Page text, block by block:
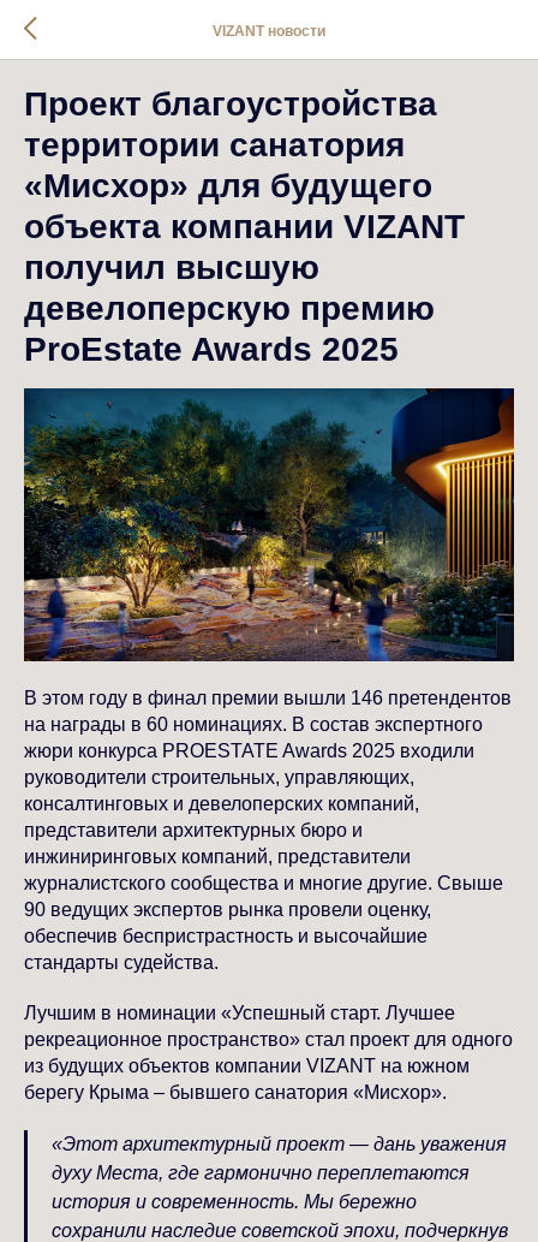
VIZANT новости
Проект благоустройства
территории cанатория
«Мисхор» для будущего
объекта компании VIZANT
получил высшую
девелоперскую премию
ProEstate Awards 2025
В этом году в финал премии вышли 146 претендентов
на награды в 60 номинациях. В состав экспертного
жюри конкурса PROESTATE Awards 2025 входили
руководители строительных, управляющих,
консалтинговых и девелоперских компаний,
представители архитектурных бюро и
инжиниринговых компаний, представители
журналистского сообщества и многие другие. Свыше
90 ведущих экспертов рынка провели оценку,
обеспечив беспристрастность и высочайшие
стандарты судейства.
Лучшим в номинации «Успешный старт. Лучшее
рекреационное пространство» стал проект для одного
из будущих объектов компании VIZANT на южном
берегу Крыма – бывшего санатория «Мисхор».
«Этот архитектурный проект — дань уважения
духу Места, где гармонично переплетаются
история и современность. Мы бережно
сохранили наследие советской эпохи, подчеркнув